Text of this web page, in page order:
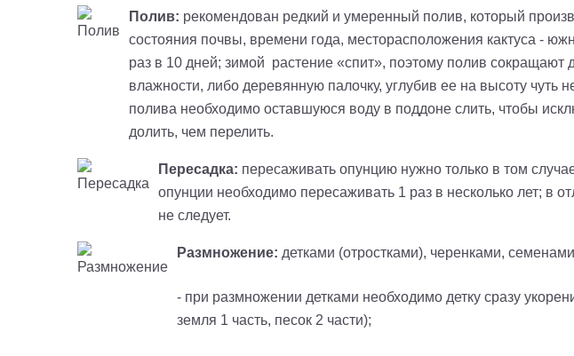
Полив: рекомендован редкий и умеренный полив, который
состояния почвы, времени года, месторасположения кактуса -
раз в 10 дней; зимой растение «спит», поэтому полив сокращают
влажности, либо деревянную палочку, углубив ее на высоту
полива необходимо оставшуюся воду в поддоне слить, чтобы
долить, чем перелить.
Пересадка: пересаживать опунцию нужно только в том
опунции необходимо пересаживать 1 раз в несколько лет; в
не следует.
Размножение: детками (отростками), черенками,
- при размножении детками необходимо детку сразу
земля 1 часть, песок 2 части);